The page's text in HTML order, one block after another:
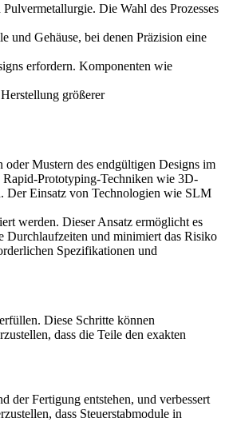
Die Wahl des Prozesses
und Gehäuse, bei denen Präzision eine
erfordern. Komponenten wie
größerer
Mustern des endgültigen Designs im
Rapid-Prototyping-Techniken wie 3D-
Der Einsatz von Technologien wie SLM
werden. Dieser Ansatz ermöglicht es
Durchlaufzeiten und minimiert das Risiko
Spezifikationen und
Diese Schritte können
dass die Teile den exakten
der Fertigung entstehen, und verbessert
dass Steuerstabmodule in